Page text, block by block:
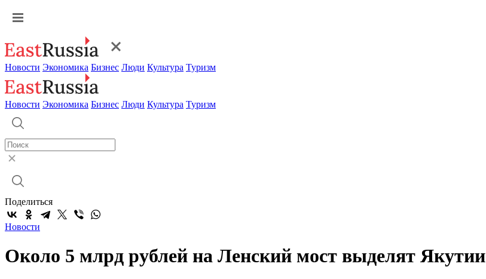
Новости Экономика Бизнес Люди Культура Туризм
Новости Экономика Бизнес Люди Культура Туризм
Поделиться
Новости
Около 5 млрд рублей на Ленский мост выделят Якутии